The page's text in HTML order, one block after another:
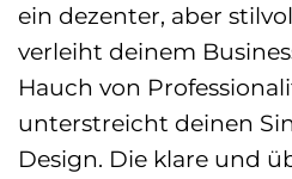
ein dezenter, aber
verleiht deinem
Hauch von
unterstreicht deinen
Design. Die klare und